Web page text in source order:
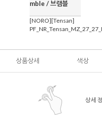
mble / 브램블
[NORO][Tensan]
상품상세 색상
상세